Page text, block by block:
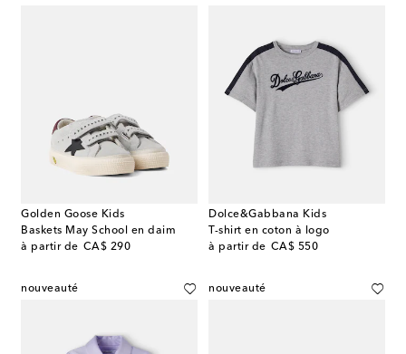
Golden Goose Kids
Baskets May School en daim
à partir de CA$ 290
original price
Dolce&Gabbana Kids
T-shirt en coton à logo
à partir de CA$ 550
original price
nouveauté nouveauté